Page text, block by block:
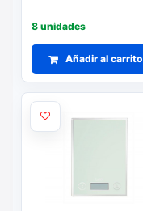
8 unidades
Añadir al carrito